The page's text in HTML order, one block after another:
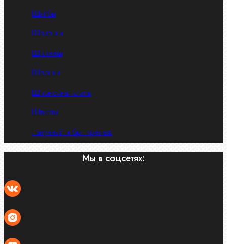
Шайбы
Шпильки
Шплинты
Шпонки
Шпоночная сталь
Штифты
Латунный и бр. крепеж
Мы в соцсетях: